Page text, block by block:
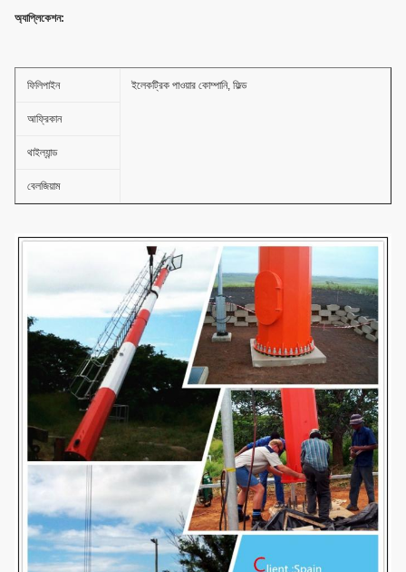
অ্যাপ্লিকেশন:
ফিলিপাইন ইলেকট্রিক পাওয়ার কোম্পানি, ফিল্ড
আফ্রিকান
থাইল্যান্ড
বেলজিয়াম